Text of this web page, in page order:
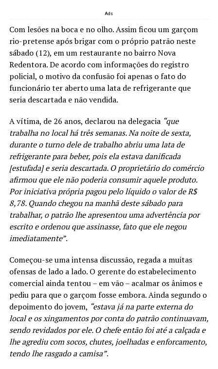
Ads
Com lesões na boca e no olho. Assim ficou um garçom
rio-pretense após brigar com o próprio patrão neste
sábado (12), em um restaurante no bairro Nova
Redentora. De acordo com informações do registro
policial, o motivo da confusão foi apenas o fato do
funcionário ter aberto uma lata de refrigerante que
seria descartada e não vendida.
A vítima, de 26 anos, declarou na delegacia “que
trabalha no local há três semanas. Na noite de sexta,
durante o turno dele de trabalho abriu uma lata de
refrigerante para beber, pois ela estava danificada
[estufada] e seria descartada. O proprietário do comércio
afirmou que ele não poderia consumir aquele produto.
Por iniciativa própria pagou pelo líquido o valor de R$
8,78. Quando chegou na manhã deste sábado para
trabalhar, o patrão lhe apresentou uma advertência por
escrito e ordenou que assinasse, fato que ele negou
imediatamente”.
Começou-se uma intensa discussão, regada a muitas
ofensas de lado a lado. O gerente do estabelecimento
comercial ainda tentou – em vão – acalmar os ânimos e
pediu para que o garçom fosse embora. Ainda segundo o
depoimento do jovem, “estava já na parte externa do
local e os xingamentos por conta do patrão continuavam,
sendo revidados por ele. O chefe então foi até a calçada e
lhe agrediu com socos, chutes, joelhadas e enforcamento,
tendo lhe rasgado a camisa”.